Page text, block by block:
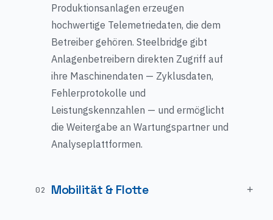
Produktionsanlagen erzeugen
hochwertige Telemetriedaten, die dem
Betreiber gehören. Steelbridge gibt
Anlagenbetreibern direkten Zugriff auf
ihre Maschinendaten — Zyklusdaten,
Fehlerprotokolle und
Leistungskennzahlen — und ermöglicht
die Weitergabe an Wartungspartner und
Analyseplattformen.
02 Mobilität & Flotte +